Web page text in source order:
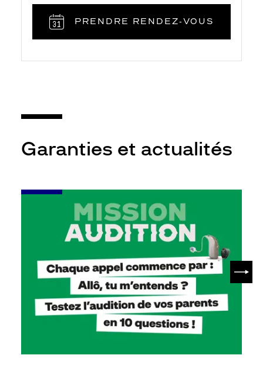
PRENDRE RENDEZ‑VOUS
Garanties et actualités
-